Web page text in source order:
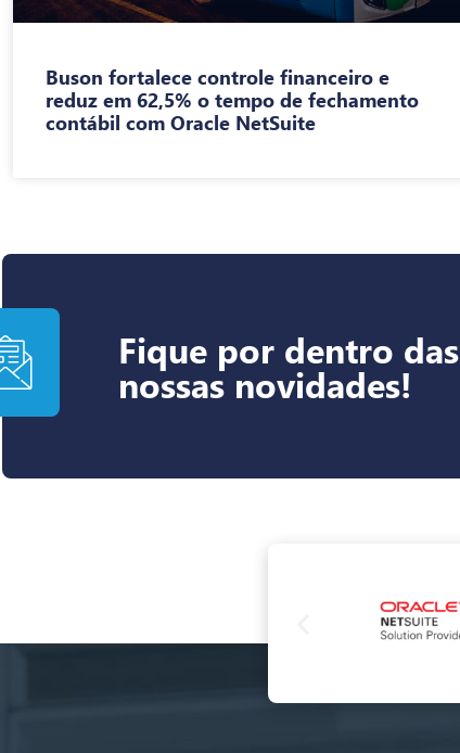
Buson fortalece controle financeiro e
reduz em 62,5% o tempo de fechamento
contábil com Oracle NetSuite
Fique por dentro das
nossas novidades!